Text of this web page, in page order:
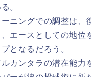
。
ニングでの調整は、
エースとしての地位
となるだろう。
カンタラの潜在能力